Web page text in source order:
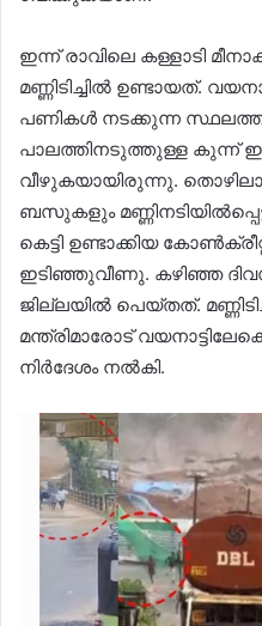
ഇന്ന് രാവിലെ കള്ളാടി
മണ്ണിടിച്ചിൽ ഉണ്ടായത്.
പണികൾ നടക്കുന്ന
പാലത്തിനടുത്തുള്ള കുന്ന്
വീഴുകയായിരുന്നു.
ബസുകളും
കെട്ടി ഉണ്ടാക്കിയ
ഇടിഞ്ഞുവീണു. കഴിഞ്ഞ
ജില്ലയിൽ പെയ്തത്.
മന്ത്രിമാരോട്
നിർദേശം നൽകി.